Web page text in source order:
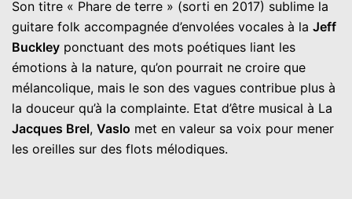
Son titre « Phare de terre » (sorti en 2017) sublime la
guitare folk accompagnée d’envolées vocales à la Jeff
Buckley ponctuant des mots poétiques liant les
émotions à la nature, qu’on pourrait ne croire que
mélancolique, mais le son des vagues contribue plus à
la douceur qu’à la complainte. Etat d’être musical à La
Jacques Brel, Vaslo met en valeur sa voix pour mener
les oreilles sur des flots mélodiques.